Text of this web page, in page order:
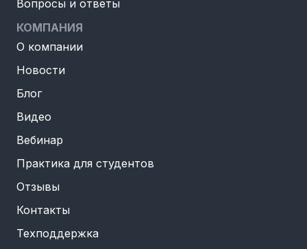
Вопросы и ответы
КОМПАНИЯ
О компании
Новости
Блог
Видео
Вебинар
Практика для студентов
Отзывы
Контакты
Техподдержка